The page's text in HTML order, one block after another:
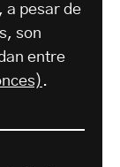
a pesar de
son
entre
.